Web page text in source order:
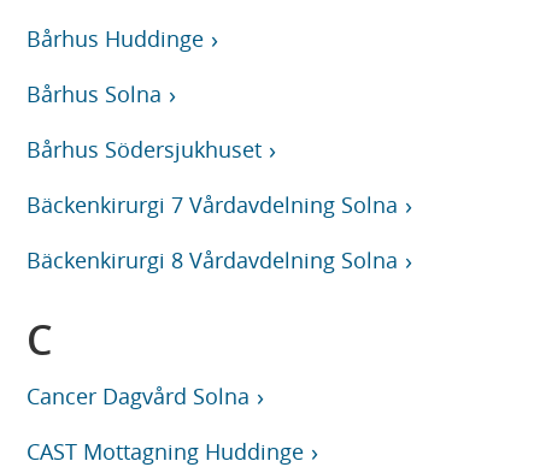
Bårhus Huddinge
Bårhus Solna
Bårhus Södersjukhuset
Bäckenkirurgi 7 Vårdavdelning Solna
Bäckenkirurgi 8 Vårdavdelning Solna
C
Cancer Dagvård Solna
CAST Mottagning Huddinge